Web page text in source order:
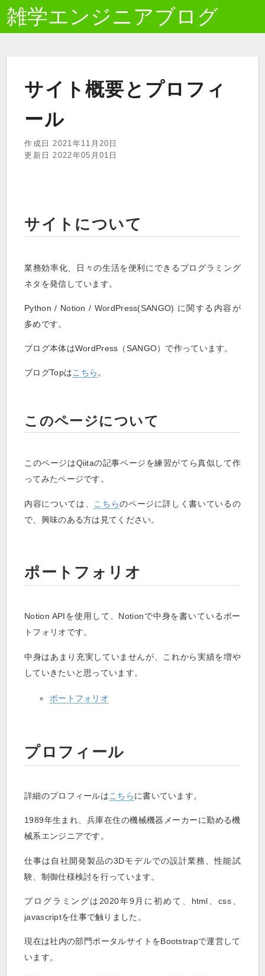
雑学エンジニアブログ
サイト概要とプロフィ
ール
作成日 2021年11月20日
更新日 2022年05月01日
サイトについて
業務効率化、日々の生活を便利にできるプログラミング
ネタを発信しています。
Python / Notion / WordPress(SANGO) に関する内容が
多めです。
ブログ本体はWordPress（SANGO）で作っています。
ブログTopはこちら。
このページについて
このページはQiitaの記事ページを練習がてら真似して作
ってみたページです。
内容については、 こちらのページに詳しく書いているの
で、興味のある方は見てください。
ポートフォリオ
Notion APIを使用して、Notionで中身を書いているポー
トフォリオです。
中身はあまり充実していませんが、これから実績を増や
していきたいと思っています。
ポートフォリオ
プロフィール
詳細のプロフィールはこちらに書いています。
1989年生まれ、兵庫在住の機械機器メーカーに勤める機
械系エンジニアです。
仕事は自社開発製品の3Dモデルでの設計業務、性能試
験、制御仕様検討を行っています。
プログラミングは2020年9月に初めて、html、css、
javascriptを仕事で触りました。
現在は社内の部門ポータルサイトをBootstrapで運営して
います。